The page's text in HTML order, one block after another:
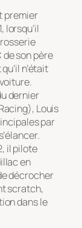
premier
lorsqu’il
de son père
n’était
dernier
Louis
par
il pilote
en
décrocher
scratch,
dans le